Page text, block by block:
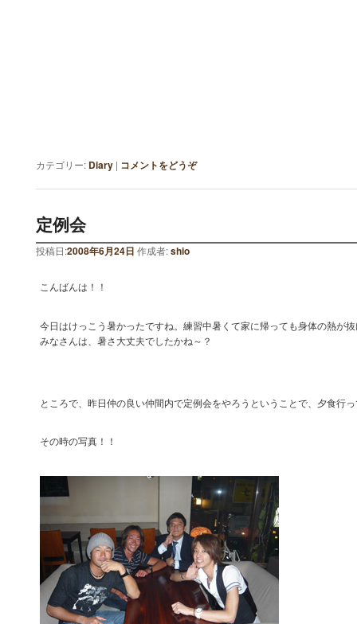
カテゴリー: Diary | コメントをどうぞ
定例会
投稿日:2008年6月24日 作成者:shio
こんばんは！！
今日はけっこう暑かったですね。練習中暑くて家に帰っても身体の熱が
みなさんは、暑さ大丈夫でしたかね～？
ところで、昨日仲の良い仲間内で定例会をやろうということで、夕食行
その時の写真！！